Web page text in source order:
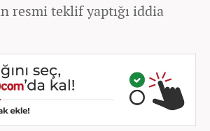
resmi teklif yaptığı iddia